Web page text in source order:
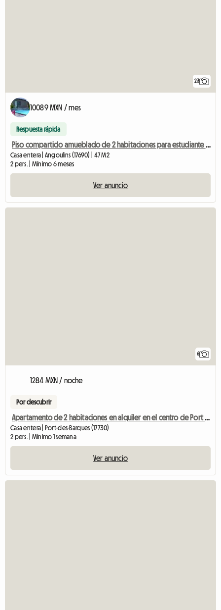
23
10089 MXN / mes
Respuesta rápida
Piso compartido amueblado de 2 habitaciones para estudiante en Angoulins frente a
Casa entera | Angoulins (17690) | 47 M2
2 pers. | Mínimo 6 meses
Ver anuncio
6
1284 MXN / noche
Por descubrir
Apartamento de 2 habitaciones en alquiler en el centro de Port des Barques - Vista al mar
Casa entera | Port-des-Barques (17730)
2 pers. | Mínimo 1 semana
Ver anuncio